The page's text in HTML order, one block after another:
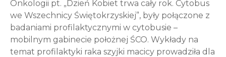
Onkologii pt. „Dzień Kobiet trwa cały rok. Cytobus
we Wszechnicy Świętokrzyskiej”, były połączone z
badaniami profilaktycznymi w cytobusie –
mobilnym gabinecie położnej ŚCO. Wykłady na
temat profilaktyki raka szyjki macicy prowadziła dla